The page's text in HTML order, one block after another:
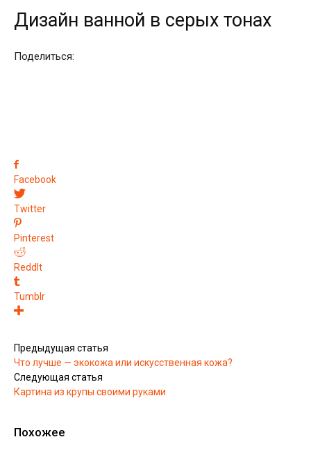
Дизайн ванной в серых тонах
Поделиться:
Facebook
Twitter
Pinterest
ReddIt
Tumblr
Предыдущая статья
Что лучше — экокожа или искусственная кожа?
Следующая статья
Картина из крупы своими руками
Похожее